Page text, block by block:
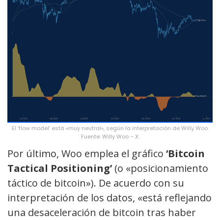
El ‘flow model’ está «muy neutral», según la interpretación de Willy Woo.
Fuente: Willy Woo – X.
Por último, Woo emplea el gráfico ‘Bitcoin
Tactical Positioning’ (o «posicionamiento
táctico de bitcoin»). De acuerdo con su
interpretación de los datos, «está reflejando
una desaceleración de bitcoin tras haber